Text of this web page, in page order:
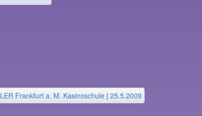
LER Frankfurt a. M. Kasinoschule | 25.5.2009